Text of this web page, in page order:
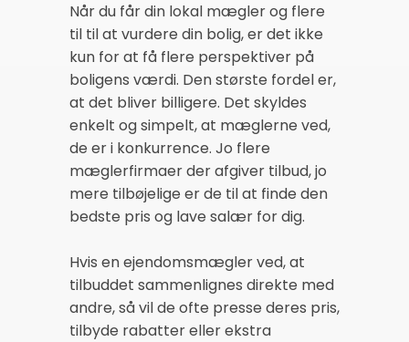
Når du får din lokal mægler og flere
til til at vurdere din bolig, er det ikke
kun for at få flere perspektiver på
boligens værdi. Den største fordel er,
at det bliver billigere. Det skyldes
enkelt og simpelt, at mæglerne ved,
de er i konkurrence. Jo flere
mæglerfirmaer der afgiver tilbud, jo
mere tilbøjelige er de til at finde den
bedste pris og lave salær for dig.
Hvis en ejendomsmægler ved, at
tilbuddet sammenlignes direkte med
andre, så vil de ofte presse deres pris,
tilbyde rabatter eller ekstra